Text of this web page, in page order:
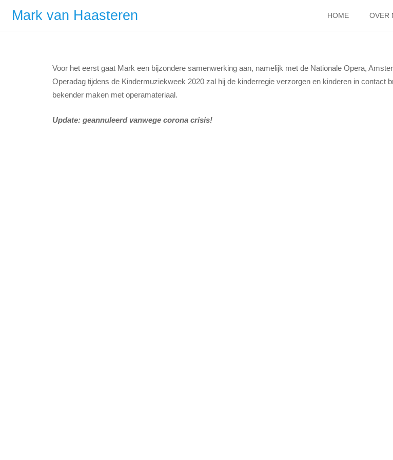
Mark van Haasteren HOME OVER
Voor het eerst gaat Mark een bijzondere samenwerking aan, namelijk met de Nationale Opera,
Operadag tijdens de Kindermuziekweek 2020 zal hij de kinderregie verzorgen en kinderen in contact
bekender maken met operamateriaal.
Update: geannuleerd vanwege corona crisis!